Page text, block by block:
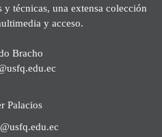
técnicas, una extensa colección
y acceso.
Bracho
Palacios